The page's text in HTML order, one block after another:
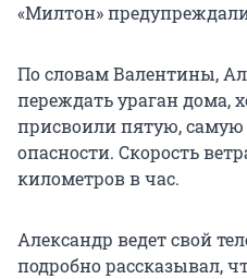
«Милтон»
По словам Валентины,
переждать ураган дома,
присвоили пятую,
опасности. Скорость
километров в час.
Александр ведет свой
подробно рассказывал,